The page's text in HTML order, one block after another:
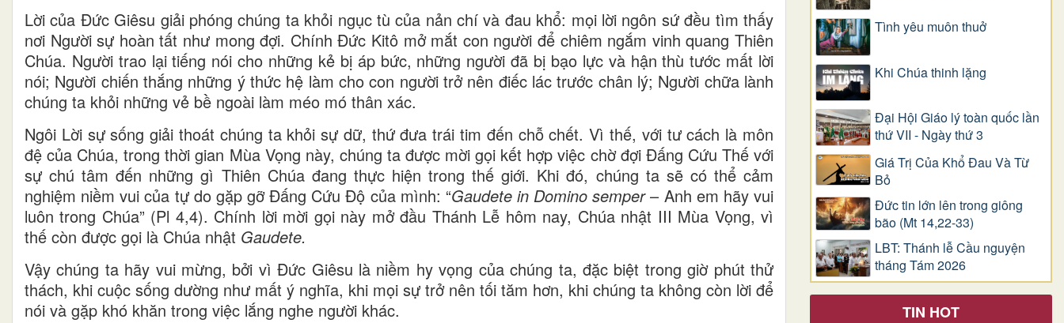
Lời của Đức Giêsu giải phóng chúng ta khỏi ngục tù của nản chí và đau khổ: mọi lời ngôn sứ đều tìm thấy
nơi Người sự hoàn tất như mong đợi. Chính Đức Kitô mở mắt con người để chiêm ngắm vinh quang Thiên
Chúa. Người trao lại tiếng nói cho những kẻ bị áp bức, những người đã bị bạo lực và hận thù tước mất lời
nói; Người chiến thắng những ý thức hệ làm cho con người trở nên điếc lác trước chân lý; Người chữa lành
chúng ta khỏi những vẻ bề ngoài làm méo mó thân xác.
Ngôi Lời sự sống giải thoát chúng ta khỏi sự dữ, thứ đưa trái tim đến chỗ chết. Vì thế, với tư cách là môn
đệ của Chúa, trong thời gian Mùa Vọng này, chúng ta được mời gọi kết hợp việc chờ đợi Đấng Cứu Thế với
sự chú tâm đến những gì Thiên Chúa đang thực hiện trong thế giới. Khi đó, chúng ta sẽ có thể cảm
nghiệm niềm vui của tự do gặp gỡ Đấng Cứu Độ của mình: “Gaudete in Domino semper– Anh em hãy vui
luôn trong Chúa” (Pl 4,4). Chính lời mời gọi này mở đầu Thánh Lễ hôm nay, Chúa nhật III Mùa Vọng, vì
thế còn được gọi là Chúa nhật Gaudete.
Vậy chúng ta hãy vui mừng, bởi vì Đức Giêsu là niềm hy vọng của chúng ta, đặc biệt trong giờ phút thử
thách, khi cuộc sống dường như mất ý nghĩa, khi mọi sự trở nên tối tăm hơn, khi chúng ta không còn lời để
nói và gặp khó khăn trong việc lắng nghe người khác.
Tình yêu muôn thuở
Khi Chúa thinh lặng
Đại Hội Giáo lý toàn quốc lần
thứ VII - Ngày thứ 3
Giá Trị Của Khổ Ðau Và Từ
Bỏ
Đức tin lớn lên trong giông
bão (Mt 14,22-33)
LBT: Thánh lễ Cầu nguyện
tháng Tám 2026
TIN HOT